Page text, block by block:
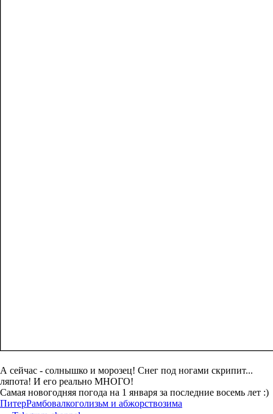
А сейчас - солнышко и морозец! Снег под ногами скрипит...
ляпота! И его реально МНОГО!
Самая новогодняя погода на 1 января за последние восемь лет :)
ПитерРамбовалкоголизьм и абжорствозима